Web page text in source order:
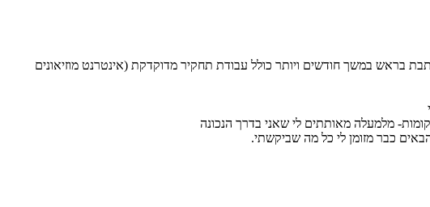
בראש במשך חודשים ויותר כולל עבודת תחקיר מדוקדקת (אינטרנט מוזיאונים
מלמעלה מאותתים לי שאני בדרך הנכונה
כבר מזומן לי כל מה שביקשתי.